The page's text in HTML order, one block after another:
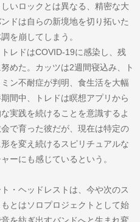
いロックとは異なる、精密な大
ドは自らの新境地を切り拓いた
を崩してしまう。
レドはCOVID-19に感染し、残
めた。カッツは2週間寝込み、ト
ン不耐症が判明、食生活を大幅
間中、トレドは瞑想アプリから
実践を続けることを意識するよ
で育った彼だが、現在は特定の
を変え続けるスピリチュアルな
ーにも感じているという。
・ヘッドレストは、今や次のス
とはソロプロジェクトとして始